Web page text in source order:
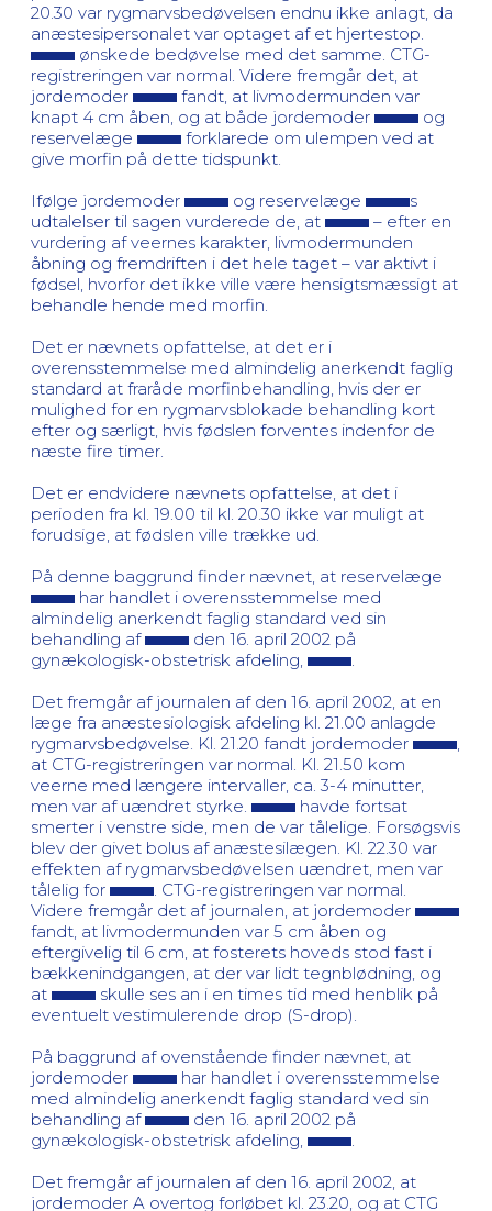
20.30 var rygmarvsbedøvelsen endnu ikke anlagt, da
anæstesipersonalet var optaget af et hjertestop.
ønskede bedøvelse med det samme. CTG-
registreringen var normal. Videre fremgår det, at
jordemoder
fandt, at livmodermunden var
knapt 4 cm åben, og at både jordemoder
og
reservelæge
forklarede om ulempen ved at
give morfin på dette tidspunkt.
Ifølge jordemoder
og reservelæge
s
udtalelser til sagen vurderede de, at
– efter en
vurdering af veernes karakter, livmodermunden
åbning og fremdriften i det hele taget – var aktivt i
fødsel, hvorfor det ikke ville være hensigtsmæssigt at
behandle hende med morfin.
Det er nævnets opfattelse, at det er i
overensstemmelse med almindelig anerkendt faglig
standard at fraråde morfinbehandling, hvis der er
mulighed for en rygmarvsblokade behandling kort
efter og særligt, hvis fødslen forventes indenfor de
næste fire timer.
Det er endvidere nævnets opfattelse, at det i
perioden fra kl. 19.00 til kl. 20.30 ikke var muligt at
forudsige, at fødslen ville trække ud.
På denne baggrund finder nævnet, at reservelæge
har handlet i overensstemmelse med
almindelig anerkendt faglig standard ved sin
behandling af
den 16. april 2002 på
gynækologisk-obstetrisk afdeling,
Det fremgår af journalen af den 16. april 2002, at en
læge fra anæstesiologisk afdeling kl. 21.00 anlagde
rygmarvsbedøvelse. Kl. 21.20 fandt jordemoder
at CTG-registreringen var normal. Kl. 21.50 kom
veerne med længere intervaller, ca. 3-4 minutter,
men var af uændret styrke.
havde fortsat
smerter i venstre side, men de var tålelige. Forsøgsvis
blev der givet bolus af anæstesilægen. Kl. 22.30 var
effekten af rygmarvsbedøvelsen uændret, men var
tålelig for
. CTG-registreringen var normal.
Videre fremgår det af journalen, at jordemoder
fandt, at livmodermunden var 5 cm åben og
eftergivelig til 6 cm, at fosterets hoveds stod fast i
bækkenindgangen, at der var lidt tegnblødning, og
at
skulle ses an i en times tid med henblik på
eventuelt vestimulerende drop (S-drop).
På baggrund af ovenstående finder nævnet, at
jordemoder
har handlet i overensstemmelse
med almindelig anerkendt faglig standard ved sin
behandling af
den 16. april 2002 på
gynækologisk-obstetrisk afdeling,
Det fremgår af journalen af den 16. april 2002, at
jordemoder A overtog forløbet kl. 23.20, og at CTG